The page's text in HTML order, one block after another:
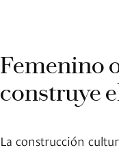
Femenino
construye
La construcción